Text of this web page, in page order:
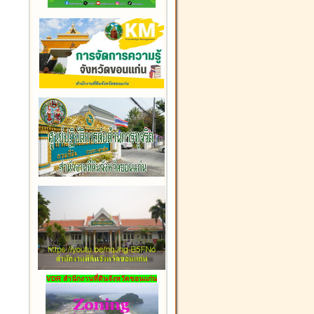
VDR สำนักงานที่ดินจังหวัดขอนแก่น